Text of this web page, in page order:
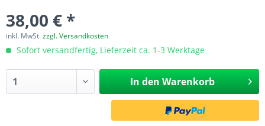
38,00 € *
inkl. MwSt.zzgl. Versandkosten
Sofort versandfertig, Lieferzeit ca. 1-3 Werktage
In den Warenkorb